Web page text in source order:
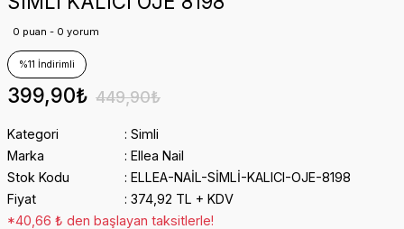
0 puan - 0 yorum
%11 İndirimli
399,90₺ 449,90₺
Kategori
Simli
Marka
Ellea Nail
Stok Kodu
ELLEA-NAİL-SİMLİ-KALICI-OJE-8198
Fiyat
374,92 TL + KDV
*40,66 ₺ den başlayan taksitlerle!